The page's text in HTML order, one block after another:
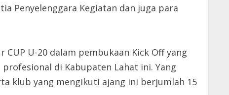
Penyelenggara Kegiatan dan juga para
U-20 dalam pembukaan Kick Off yang
di Kabupaten Lahat ini. Yang
klub yang mengikuti ajang ini berjumlah 15